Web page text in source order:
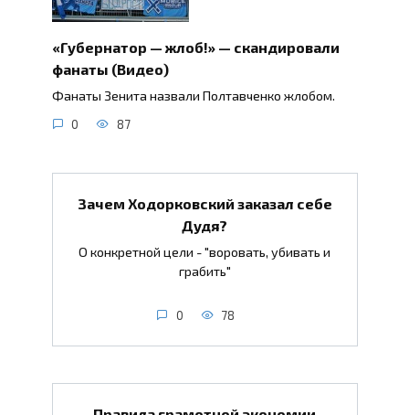
«Губернатор — жлоб!» — скандировали
фанаты (Видео)
Фанаты Зенита назвали Полтавченко жлобом.
0 87
Зачем Ходорковский заказал себе
Дудя?
О конкретной цели - "воровать, убивать и
грабить"
0 78